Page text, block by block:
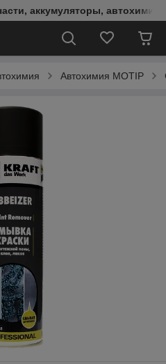
аккумуляторы, автохимия,
Автохимия MOTIP